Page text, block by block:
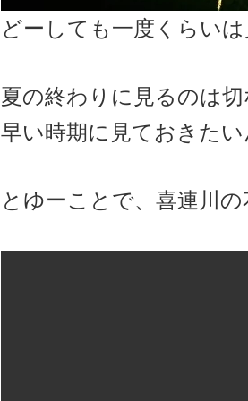
どーしても一度くらい
夏の終わりに見るのは
早い時期に見ておきた
とゆーことで、喜連川